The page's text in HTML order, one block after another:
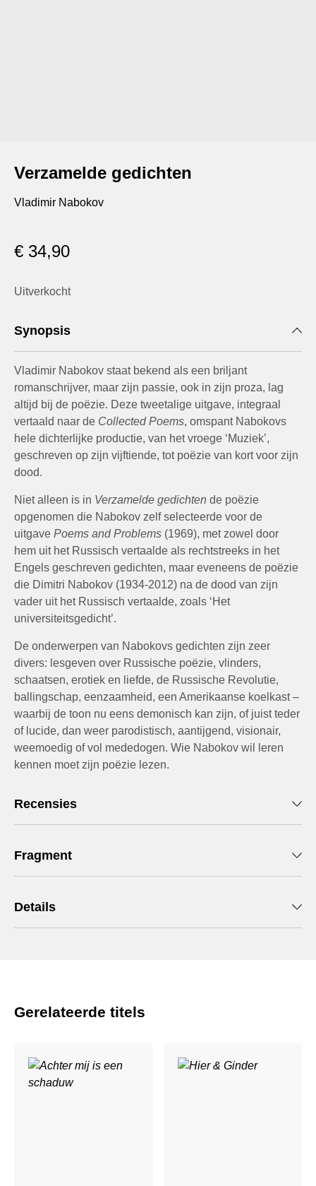
Verzamelde gedichten
Vladimir Nabokov
€ 34,90
Uitverkocht
Synopsis
Vladimir Nabokov staat bekend als een briljant
romanschrijver, maar zijn passie, ook in zijn proza, lag
altijd bij de poëzie. Deze tweetalige uitgave, integraal
vertaald naar de Collected Poems, omspant Nabokovs
hele dichterlijke productie, van het vroege ‘Muziek’,
geschreven op zijn vijftiende, tot poëzie van kort voor zijn
dood.
Niet alleen is in Verzamelde gedichten de poëzie
opgenomen die Nabokov zelf selecteerde voor de
uitgave Poems and Problems (1969), met zowel door
hem uit het Russisch vertaalde als rechtstreeks in het
Engels geschreven gedichten, maar eveneens de poëzie
die Dimitri Nabokov (1934-2012) na de dood van zijn
vader uit het Russisch vertaalde, zoals ‘Het
universiteitsgedicht’.
De onderwerpen van Nabokovs gedichten zijn zeer
divers: lesgeven over Russische poëzie, vlinders,
schaatsen, erotiek en liefde, de Russische Revolutie,
ballingschap, eenzaamheid, een Amerikaanse koelkast –
waarbij de toon nu eens demonisch kan zijn, of juist teder
of lucide, dan weer parodistisch, aantijgend, visionair,
weemoedig of vol mededogen. Wie Nabokov wil leren
kennen moet zijn poëzie lezen.
Recensies
Fragment
Details
Gerelateerde titels